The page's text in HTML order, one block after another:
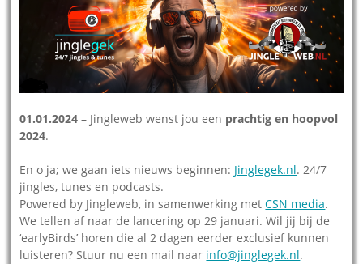
01.01.2024 – Jingleweb wenst jou een prachtig en hoopvol
2024.
En o ja; we gaan iets nieuws beginnen: Jinglegek.nl. 24/7
jingles, tunes en podcasts.
Powered by Jingleweb, in samenwerking metCSN media.
We tellen af naar de lancering op 29 januari. Wil jij bij de
‘earlyBirds’ horen die al 2 dagen eerder exclusief kunnen
luisteren? Stuur nu een mail naar info@jinglegek.nl.